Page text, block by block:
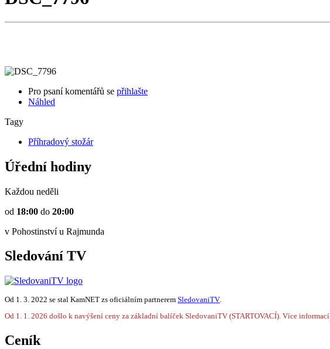
Pro psaní komentářů se přihlašte
Náhled
Tagy
Příhradový stožár
Úřední hodiny
Každou neděli
od 18:00 do 20:00
v Pohostinství u Rajmunda
Sledování TV
Od 1. 3. 2022 se stal KamNET zs oficiálním partnerem SledovaniTV.
Od 1. 1. 2026 došlo k navýšení ceny za základní balíček SledovaniTV (STARTOVACÍ). Více informací
Ceník